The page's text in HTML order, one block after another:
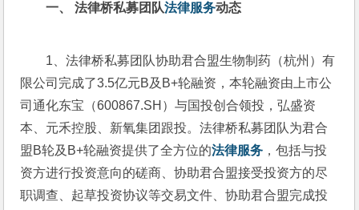
一、 法律桥私募团队法律服务动态
1、法律桥私募团队协助君合盟生物制药（杭州）有
限公司完成了3.5亿元B及B+轮融资，本轮融资由上市公
司通化东宝（600867.SH）与国投创合领投，弘盛资
本、元禾控股、新氧集团跟投。法律桥私募团队为君合
盟B轮及B+轮融资提供了全方位的法律服务 ，包括与投
资方进行投资意向的磋商、协助君合盟接受投资方的尽
职调查、起草投资协议等交易文件、协助君合盟完成投